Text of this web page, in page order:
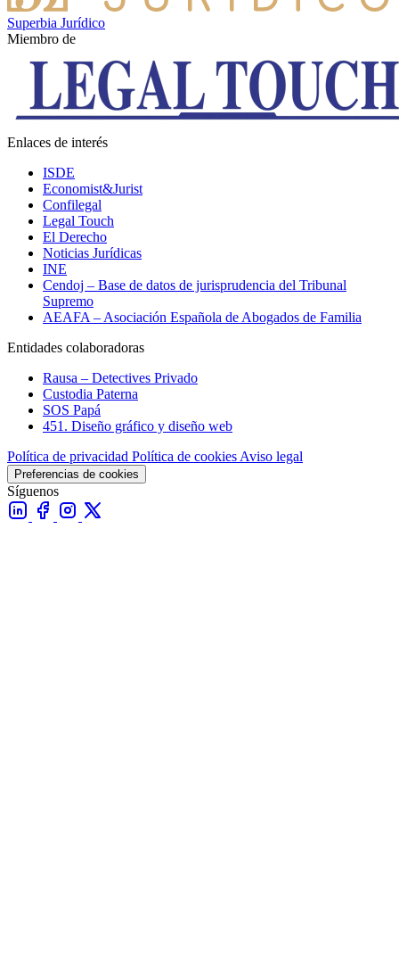
Superbia Jurídico
Miembro de
Enlaces de interés
ISDE
Economist&Jurist
Confilegal
Legal Touch
El Derecho
Noticias Jurídicas
INE
Cendoj – Base de datos de jurisprudencia del Tribunal
Supremo
AEAFA – Asociación Española de Abogados de Familia
Entidades colaboradoras
Rausa – Detectives Privado
Custodia Paterna
SOS Papá
451. Diseño gráfico y diseño web
Política de privacidad Política de cookies Aviso legal
Preferencias de cookies
Síguenos